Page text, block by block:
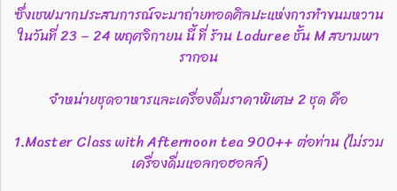
ซึ่งเชฟมากประสบการณ์จะมาถ่ายทอดศิลปะแห่งการทำขนมหวาน
ในวันที่ 23 – 24 พฤศจิกายน นี้ ที่ ร้าน Laduree ชั้น M สยามพา
รากอน
จำหน่ายชุดอาหารและเครื่องดื่มราคาพิเศษ 2 ชุด คือ
1.Master Class with Afternoon tea 900++ ต่อท่าน (ไม่รวม
เครื่องดื่มแอลกอฮอลล์)